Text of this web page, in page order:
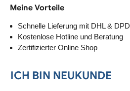
Meine Vorteile
Schnelle Lieferung mit DHL & DPD
Kostenlose Hotline und Beratung
Zertifizierter Online Shop
ICH BIN NEUKUNDE